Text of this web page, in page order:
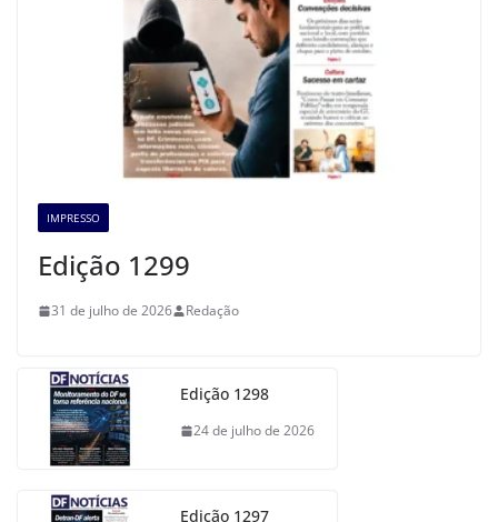
IMPRESSO
Edição 1299
31 de julho de 2026 Redação
Edição 1298
24 de julho de 2026
Edição 1297